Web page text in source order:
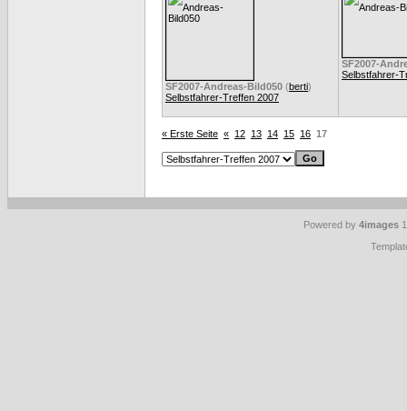
SF2007-Andreas-Bild050 (berti)
Selbstfahrer-Treffen 2007
SF2007-
Selbstfahrer-
« Erste Seite « 12 13 14 15 16 17
Powered by 4images